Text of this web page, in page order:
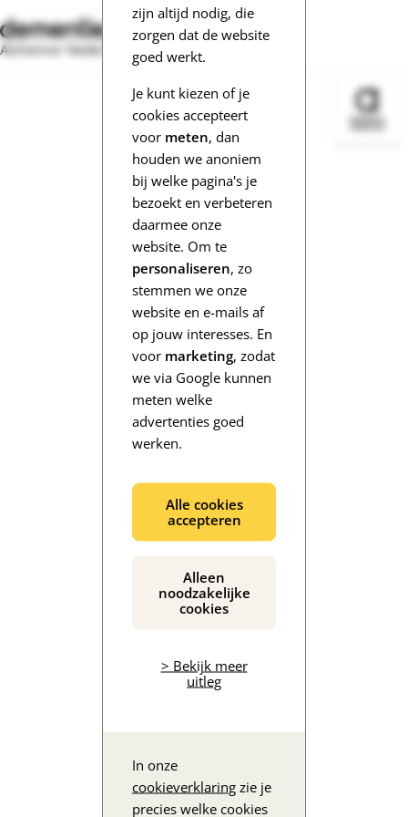
zijn altijd nodig, die
zorgen dat de website
goed werkt.
Je kunt kiezen of je
cookies accepteert
voor meten, dan
houden we anoniem
bij welke pagina's je
bezoekt en verbeteren
daarmee onze
website. Om te
personaliseren, zo
stemmen we onze
website en e-mails af
op jouw interesses. En
voor marketing, zodat
we via Google kunnen
meten welke
advertenties goed
werken.
Alle cookies
accepteren
Alleen
noodzakelijke
cookies
> Bekijk meer
uitleg
In onze
cookieverklaring zie je
precies welke cookies
Alzheimer Nederland
De inhoud wordt geladen...